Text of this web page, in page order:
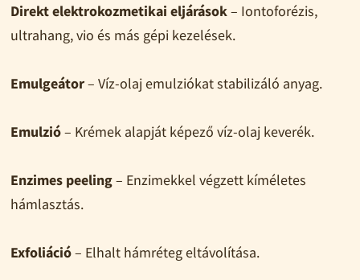
Direkt elektrokozmetikai eljárások– Iontoforézis,
ultrahang, vio és más gépi kezelések.
Emulgeátor– Víz-olaj emulziókat stabilizáló anyag.
Emulzió– Krémek alapját képező víz-olaj keverék.
Enzimes peeling– Enzimekkel végzett kíméletes
hámlasztás.
Exfoliáció– Elhalt hámréteg eltávolítása.